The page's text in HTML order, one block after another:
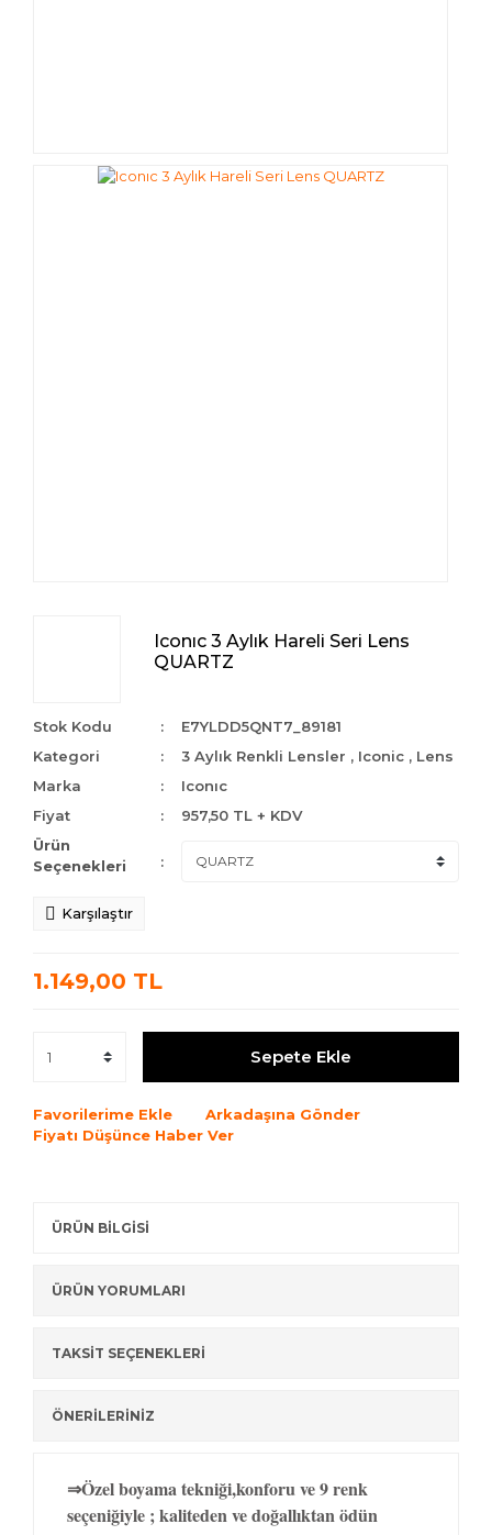
Iconıc 3 Aylık Hareli Seri Lens
QUARTZ
Stok Kodu
E7YLDD5QNT7_89181
Kategori
3 Aylık Renkli Lensler , Iconic , Lens
Marka
Iconıc
Fiyat
957,50 TL + KDV
Ürün
Seçenekleri
Karşılaştır
1.149,00 TL
Sepete Ekle
Favorilerime Ekle
Arkadaşına Gönder
Fiyatı Düşünce Haber Ver
ÜRÜN BİLGİSİ
ÜRÜN YORUMLARI
TAKSİT SEÇENEKLERİ
ÖNERİLERİNİZ
⇒Özel boyama tekniği,konforu ve 9 renk
seçeniğiyle ; kaliteden ve doğallıktan ödün